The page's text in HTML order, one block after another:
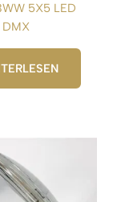
5X5 LED
DMX